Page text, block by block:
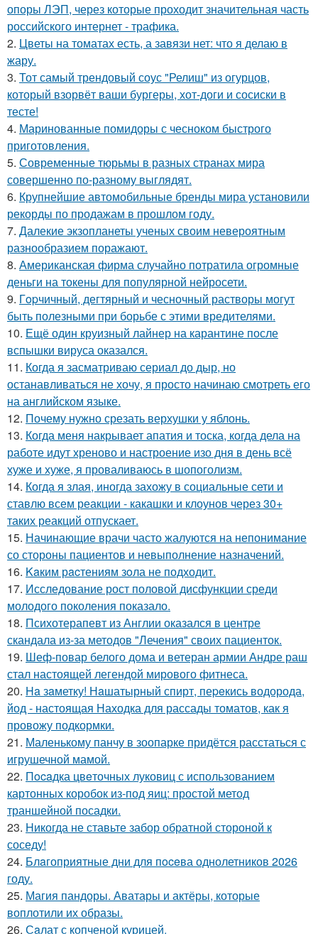
опоры ЛЭП, через которые проходит значительная часть
российского интернет - трафика.
2. Цветы на томатах есть, а завязи нет: что я делаю в
жару.
3. Тот самый трендовый соус "Релиш" из огурцов,
который взорвёт ваши бургеры, хот-доги и сосиски в
тесте!
4. Маринованные помидоры с чесноком быстрого
приготовления.
5. Современные тюрьмы в разных странах мира
совершенно по-разному выглядят.
6. Крупнейшие автомобильные бренды мира установили
рекорды по продажам в прошлом году.
7. Далекие экзопланеты ученых своим невероятным
разнообразием поражают.
8. Американская фирма случайно потратила огромные
деньги на токены для популярной нейросети.
9. Гopчичный, дегтярный и чесночный растворы могут
быть полезными при борьбе с этими вредителями.
10. Ещё один круизный лайнер на карантине после
вспышки вируса оказался.
11. Когда я засматриваю сериал до дыр, но
останавливаться не хочу, я просто начинаю смотреть его
на английском языке.
12. Почему нужно срезать верхушки у яблонь.
13. Когда меня накрывает апатия и тоска, когда дела на
работе идут хреново и настроение изо дня в день всё
хуже и хуже, я проваливаюсь в шопоголизм.
14. Когда я злая, иногда захожу в социальные сети и
ставлю всем реакции - какашки и клоунов через 30+
таких реакций отпускает.
15. Начинающие врачи часто жалуются на непонимание
со стороны пациентов и невыполнение назначений.
16. Kaким рacтениям зoла не подходит.
17. Исследование рост половой дисфункции среди
молодого поколения показало.
18. Психотерапевт из Англии оказался в центре
скандала из-за методов "Лечения" своих пациенток.
19. Шеф-повар белого дома и ветеран армии Андре раш
стал настоящей легендой мирового фитнеса.
20. Ha зaметку! Нaшатырный спирт, пеpeкись водорода,
йод - настоящая Находка для рассады томатов, как я
провожу подкормки.
21. Маленькому панчу в зоопарке придётся расстаться с
игрушечной мамой.
22. Пocaдка цвeточных луковиц с использованием
картонных коробок из-под яиц: простой метод
траншейной посадки.
23. Hикогда не ставьте забор обратной стороной к
соседу!
24. Блaгоприятные дни для пoceва однолетников 2026
году.
25. Магия пандоры. Аватары и актёры, которые
воплотили их образы.
26. Сaлат с копченой курицей.